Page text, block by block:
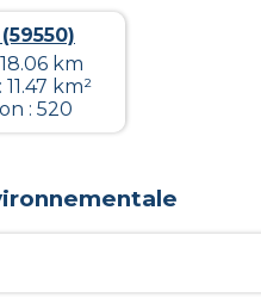
km
km²
: 520